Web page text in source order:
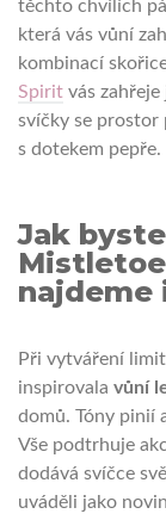
těchto chvílích
která vás vůní
kombinací
Spirit vás zahřeje
svíčky se prostor
s dotekem pepře.
Jak
najdeme
Při vytváření
inspirovala vůní
domů. Tóny pinií
Vše podtrhuje
dodává svíčce
uváděli jako